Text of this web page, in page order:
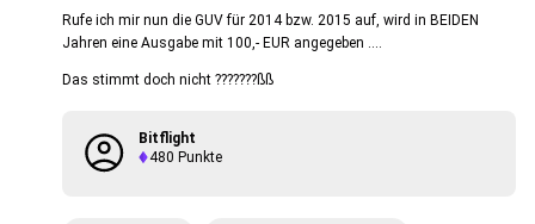
Rufe ich mir nun die GUV für 2014 bzw. 2015 auf, wird in BEIDEN
Jahren eine Ausgabe mit 100,- EUR angegeben ....
Das stimmt doch nicht ???????ßß
Bitflight
480 Punkte